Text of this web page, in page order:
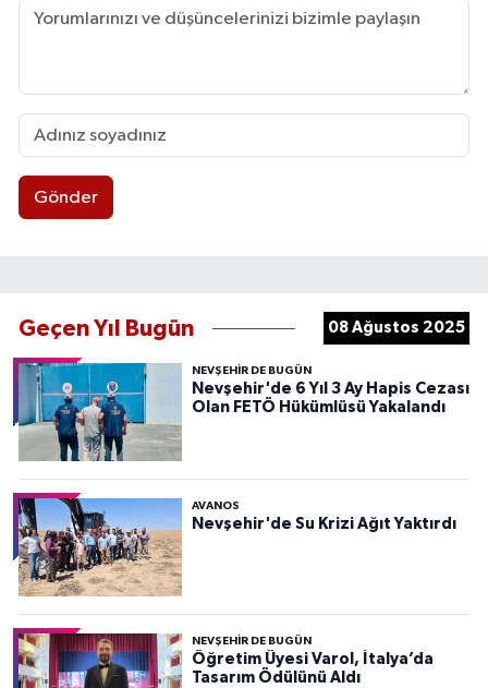
Gönder
Geçen Yıl Bugün 08 Ağustos 2025
NEVŞEHIR DE BUGÜN
Nevşehir'de 6 Yıl 3 Ay Hapis Cezası
Olan FETÖ Hükümlüsü Yakalandı
AVANOS
Nevşehir'de Su Krizi Ağıt Yaktırdı
NEVŞEHIR DE BUGÜN
Öğretim Üyesi Varol, İtalya’da
Tasarım Ödülünü Aldı